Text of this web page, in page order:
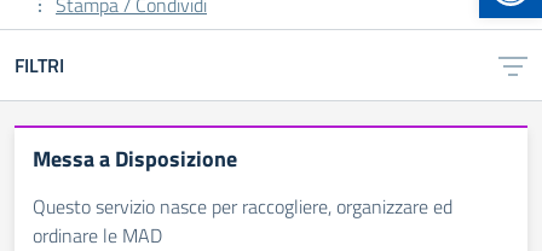
FILTRI
Messa a Disposizione
Questo servizio nasce per raccogliere, organizzare ed
ordinare le MAD